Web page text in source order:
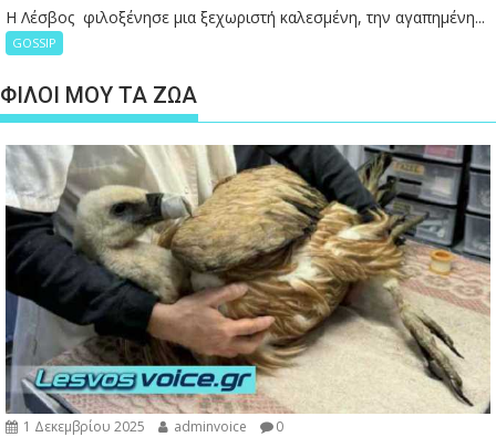
Η Λέσβος φιλοξένησε μια ξεχωριστή καλεσμένη, την αγαπημένη...
GOSSIP
ΦΙΛΟΙ ΜΟΥ ΤΑ ΖΩΑ
1 Δεκεμβρίου 2025 adminvoice 0